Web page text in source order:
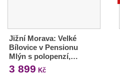
Jižní Morava: Velké
Bílovice v Pensionu
Mlýn s polopenzí,…
3 899 Kč